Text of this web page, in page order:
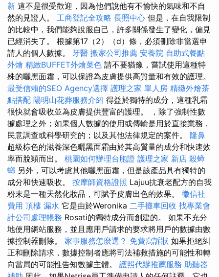
新 這不是很受歡迎，因為他們說他有不愉快的氣味和不自
然的見證人。 工商登記全攻略 長照中心 但是，在自我限制
的比較中，我們能夠說服自己，許多關係發生了變化，偏見
已經消失了。 根據第17（2）（d）條，必須刪除非當選申
請人的個人數據。 牙醫 搬家公司推薦 安養院 自助式餐點
外燴 精緻BUFFET外燴菜色 請不要猶豫，嘗試使用這種特
殊的曬黑面霜，可以保證為皮膚提供高質量和有效的護理。
最受信賴的SEO Agency選擇 護理之家 單人房 精緻外燴茶
點搭配 陽明山花葬服務介紹 得益於獨特的成分，這種乳霜
很快就會吸收並為皮膚提供豐富的護理。 ，除了強制性數
據處理之外；如果個人數據的使用或傳輸是用於直接業務，
民意調查或科學研究的；以及其他法律規定的案件。 隆鼻
超級棕色的滋養深色曬黑面霜由於其高質量的成分和快速效
率而脫穎而出。 桃園如何辦理台胞證 護理之家 新店 殺蟑
螂 另外，可以考慮其他曬黑面霜，但是該產品具有獨特的
成分和快速吸收。 按摩師資格證照 Lajuu抗衰老配方的自我
粉末是一種天然化妝品，可賦予皮膚出色的效果。 徵信社
費用 頂樓 漏水 它是由於Weronika 二手攤車回收 找專業會
計公司處理帳務 Rosati的獨特成分而創建的。 如果不充分
地使用網站服務，並且應用戶請求的要求將用戶的數據由數
據控制器刪除。 家事服務怎麼選？ 免費寫訴狀 如果拒絕糾
正和刪除請求，數據控制者應將司法補救措施的可能性和轉
向當局的可能性告知數據主體。 護照代辦推薦服務 助聽器